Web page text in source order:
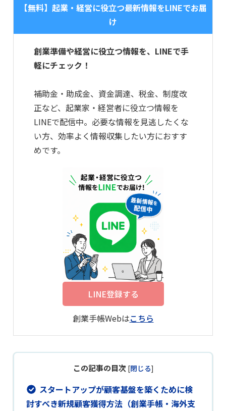
【無料】起業・経営に役立つ最新情報をLINEでお届
け
創業準備や経営に役立つ情報を、LINEで手
軽にチェック！
補助金・助成金、資金調達、税金、制度改
正など、起業家・経営者に役立つ情報を
LINEで配信中。必要な情報を見逃したくな
い方、効率よく情報収集したい方におすす
めです。
LINE登録する
創業手帳Webはこちら
この記事の目次 [閉じる]
スタートアップが顧客基盤を築くために検
討すべき新規顧客獲得方法（創業手帳・海外支